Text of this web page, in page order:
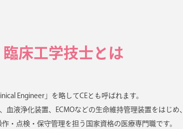
臨床工学技士とは
Engineer」を略してCEとも呼ばれます。
液浄化装置、ECMOなどの生命維持管理装置をはじめ、
・点検・保守管理を担う国家資格の医療専門職です。